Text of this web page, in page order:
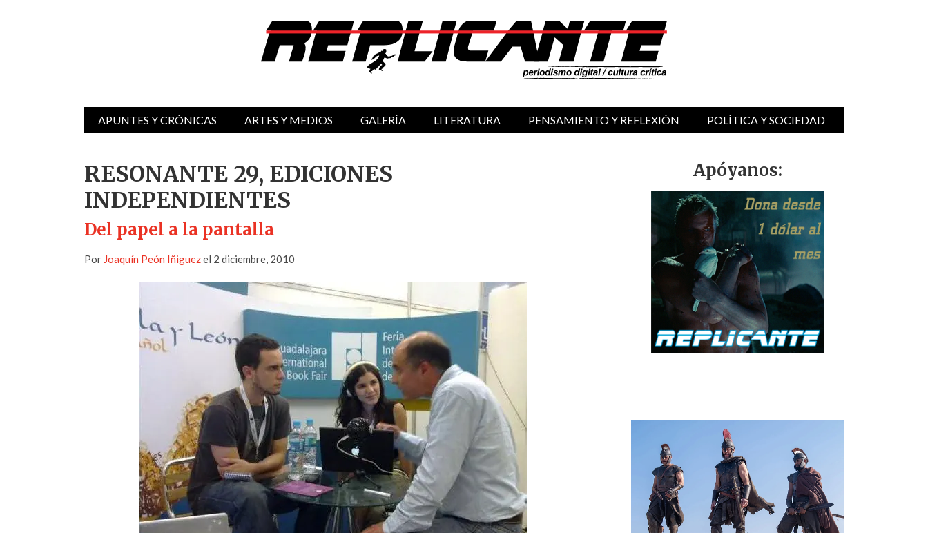
APUNTES Y CRÓNICAS ARTES Y MEDIOS GALERÍA LITERATURA PENSAMIENTO Y REFLEXIÓN POLÍTICA Y SOCIEDAD
RESONANTE 29, EDICIONES
INDEPENDIENTES
Del papel a la pantalla
Por Joaquín Peón Iñiguezel 2 diciembre, 2010
Apóyanos: